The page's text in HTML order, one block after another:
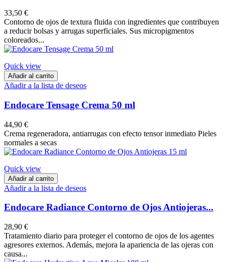
33,50 €
Contorno de ojos de textura fluida con ingredientes que contribuyen
a reducir bolsas y arrugas superficiales. Sus micropigmentos
coloreados...
Quick view
Añadir al carrito
Añadir a la lista de deseos
Endocare Tensage Crema 50 ml
44,90 €
Crema regeneradora, antiarrugas con efecto tensor inmediato Pieles
normales a secas
Quick view
Añadir al carrito
Añadir a la lista de deseos
Endocare Radiance Contorno de Ojos Antiojeras...
28,90 €
Tratamiento diario para proteger el contorno de ojos de los agentes
agresores externos. Además, mejora la apariencia de las ojeras con
causa...